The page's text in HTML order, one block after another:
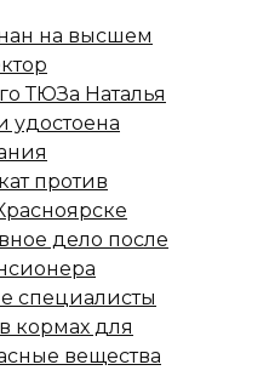
на высшем
ТЮЗа Наталья
удостоена
против
дело после
специалисты
кормах для
вещества